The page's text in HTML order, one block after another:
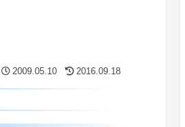
2009.05.10 2016.09.18